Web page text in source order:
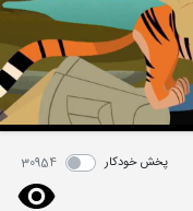
پخش خودکار 30954